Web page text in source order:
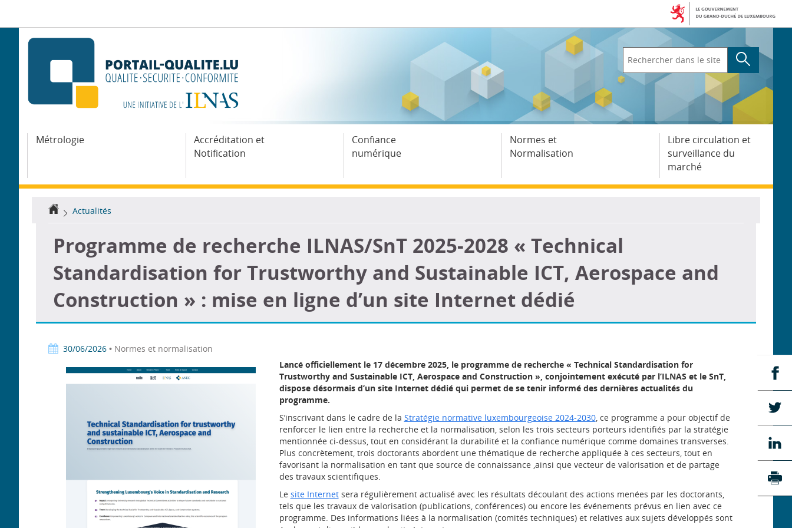
la
navigation
contenu
dans
le
Métrologie
Accréditation et
Notification
Confiance
numérique
Normes et
Normalisation
Libre circulation et
surveillance du
marché
Accueil
Actualités
Programme de recherche ILNAS/SnT 2025-2028 « Technical
Standardisation for Trustworthy and Sustainable ICT, Aerospace and
Construction » : mise en ligne d’un site Internet dédié
30/06/2026• Normes et normalisation
Lancé officiellement le 17 décembre 2025, le programme de recherche « Technical Standardisation for
Trustworthy and Sustainable ICT, Aerospace and Construction », conjointement exécuté par l’ILNAS et le SnT,
dispose désormais d’un site Internet dédié qui permet de se tenir informé des dernières actualités du
programme.
S’inscrivant dans le cadre de la Stratégie normative luxembourgeoise 2024-2030, ce programme a pour objectif de
renforcer le lien entre la recherche et la normalisation, selon les trois secteurs porteurs identifiés par la stratégie
mentionnée ci-dessus, tout en considérant la durabilité et la confiance numérique comme domaines transverses.
Plus concrètement, trois doctorants abordent une thématique de recherche appliquée à ces secteurs, tout en
favorisant la normalisation en tant que source de connaissance ,ainsi que vecteur de valorisation et de partage
des travaux scientifiques.
Le site Internetsera régulièrement actualisé avec les résultats découlant des actions menées par les doctorants,
tels que les travaux de valorisation (publications, conférences) ou encore les événements prévus en lien avec ce
programme. Des informations liées à la normalisation (comités techniques) et relatives aux sujets développés sont